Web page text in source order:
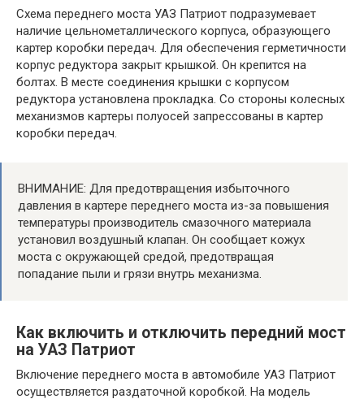
Схема переднего моста УАЗ Патриот подразумевает
наличие цельнометаллического корпуса, образующего
картер коробки передач. Для обеспечения герметичности
корпус редуктора закрыт крышкой. Он крепится на
болтах. В месте соединения крышки с корпусом
редуктора установлена ​​прокладка. Со стороны колесных
механизмов картеры полуосей запрессованы в картер
коробки передач.
ВНИМАНИЕ: Для предотвращения избыточного
давления в картере переднего моста из-за повышения
температуры производитель смазочного материала
установил воздушный клапан. Он сообщает кожух
моста с окружающей средой, предотвращая
попадание пыли и грязи внутрь механизма.
Как включить и отключить передний мост
на УАЗ Патриот
Включение переднего моста в автомобиле УАЗ Патриот
осуществляется раздаточной коробкой. На модель